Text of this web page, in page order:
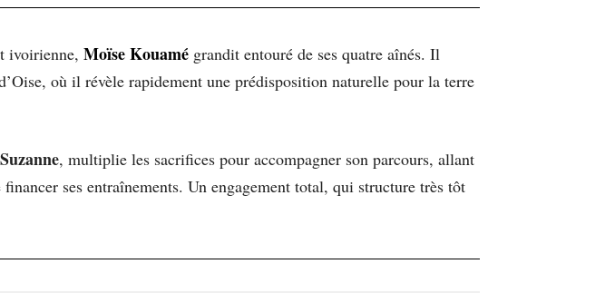
ivoirienne,Moïse Kouamé grandit entouré de ses quatre aînés. Il
où il révèle rapidement une prédisposition naturelle pour la terre
Suzanne, multiplie les sacrifices pour accompagner son parcours, allant
ses entraînements. Un engagement total, qui structure très tôt